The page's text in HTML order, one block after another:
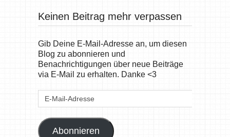
Keinen Beitrag mehr verpassen
Gib Deine E-Mail-Adresse an, um diesen
Blog zu abonnieren und
Benachrichtigungen über neue Beiträge
via E-Mail zu erhalten. Danke <3
E-
Abonnieren